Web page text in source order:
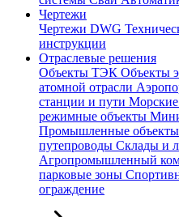
Чертежи
Чертежи DWG
инструкции
Отраслевые решения
Объекты ТЭК Объекты
атомной отрасли
станции и пути
режимные объекты
Промышленные объекты
путепроводы Склады и
Агропромышленный
парковые зоны
ограждение